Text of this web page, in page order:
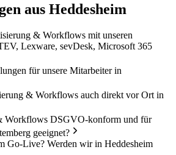
aus Heddesheim
& Workflows mit unseren
Lexware, sevDesk, Microsoft 365
für unsere Mitarbeiter in
& Workflows auch direkt vor Ort in
Workflows DSGVO-konform und für
geeignet?
Go-Live? Werden wir in Heddesheim